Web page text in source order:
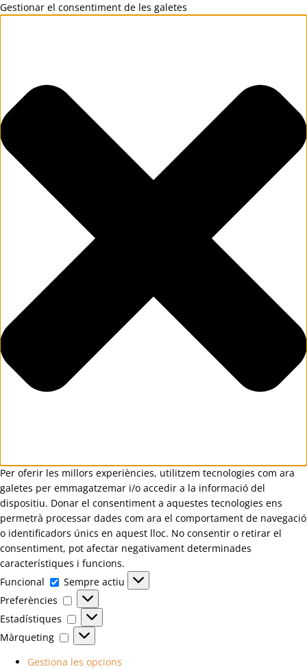
Gestionar el consentiment de les galetes
Per oferir les millors experiències, utilitzem tecnologies com ara
galetes per emmagatzemar i/o accedir a la informació del
dispositiu. Donar el consentiment a aquestes tecnologies ens
permetrà processar dades com ara el comportament de navegació
o identificadors únics en aquest lloc. No consentir o retirar el
consentiment, pot afectar negativament determinades
característiques i funcions.
Funcional
Funcional
Sempre actiu
Preferències
Preferències
Estadístiques
Estadístiques
Màrqueting
Màrqueting
Gestiona les opcions